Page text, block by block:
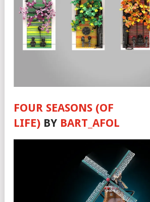
FOUR SEASONS (OF
LIFE) BY BART_AFOL